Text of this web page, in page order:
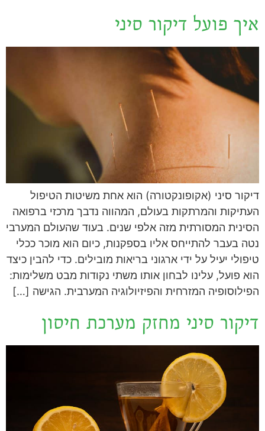
איך פועל דיקור סיני
דיקור סיני (אקופונקטורה) הוא אחת משיטות הטיפול
העתיקות והמרתקות בעולם, המהווה נדבך מרכזי ברפואה
הסינית המסורתית מזה אלפי שנים. בעוד שהעולם המערבי
נטה בעבר להתייחס אליו בספקנות, כיום הוא מוכר ככלי
טיפולי יעיל על ידי ארגוני בריאות מובילים. כדי להבין כיצד
הוא פועל, עלינו לבחון אותו משתי נקודות מבט משלימות:
הפילוסופיה המזרחית והפיזיולוגיה המערבית. הגישה […]
דיקור סיני מחזק מערכת חיסון